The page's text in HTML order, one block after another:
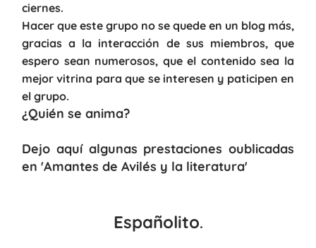
ciernes.
Hacer que este grupo no se quede en un blog más,
gracias a la interacción de sus miembros, que
espero sean numerosos, que el contenido sea la
mejor vitrina para que se interesen y paticipen en
el grupo.
¿Quién se anima?
Dejo aquí algunas prestaciones oublicadas
en 'Amantes de Avilés y la literatura'
Españolito.